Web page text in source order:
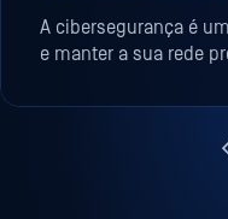
A cibersegurança é
e manter a sua rede
alertas", a sua equipa
manter no topo do seu